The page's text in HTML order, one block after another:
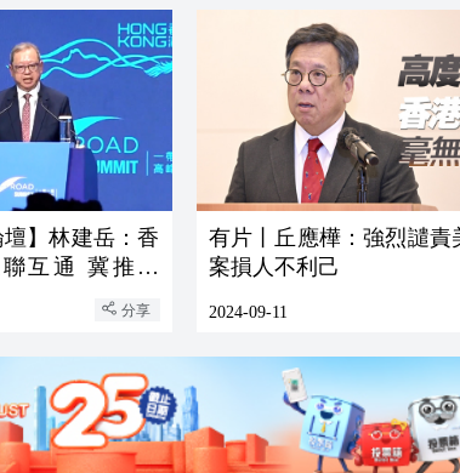
壇】林建岳：香
互通 冀推動
分享
有片丨丘應樺：強烈譴責
案損人不利己
2024-09-11